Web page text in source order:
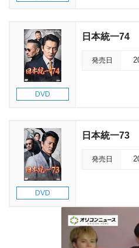
DVD
日本統一74
発売日
DVD
日本統一73
発売日